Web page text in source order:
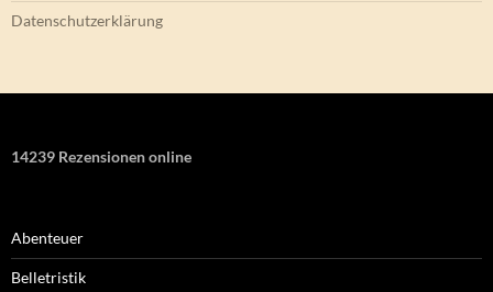
Datenschutzerklärung
14239 Rezensionen online
Abenteuer
Belletristik